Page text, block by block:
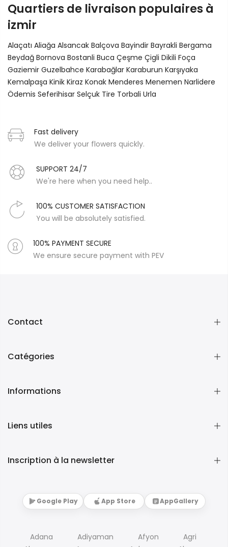
Quartiers de livraison populaires à
izmir
Alaçatı Aliağa Alsancak Balçova Bayindir Bayrakli Bergama
Beydağ Bornova Bostanli Buca Çeşme Çigli Dikili Foça
Gaziemir Guzelbahce Karabağlar Karaburun Karşıyaka
Kemalpaşa Kinik Kiraz Konak Menderes Menemen Narlidere
Ödemis Seferihisar Selçuk Tire Torbali Urla
Fast delivery
We deliver your flowers quickly.
SUPPORT 24/7
We're here when you need help..
100% CUSTOMER SATISFACTION
You will be absolutely satisfied.
100% PAYMENT SECURE
We ensure secure payment with PEV
Contact
Catégories
Informations
Liens utiles
Inscription à la newsletter
Google Play App Store AppGallery
Adana Adiyaman Afyon
Agri